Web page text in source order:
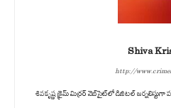
Shiva
http://
శివకృష్ణ క్రైమ్ మిర్రర్ వెబ్‌సైట్‌లో డిజిటల్